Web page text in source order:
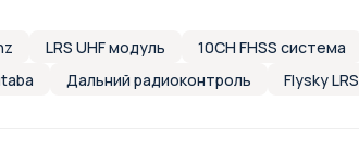
LRS UHF модуль
10CH FHSS система
Дальний радиоконтроль Flysky LRS